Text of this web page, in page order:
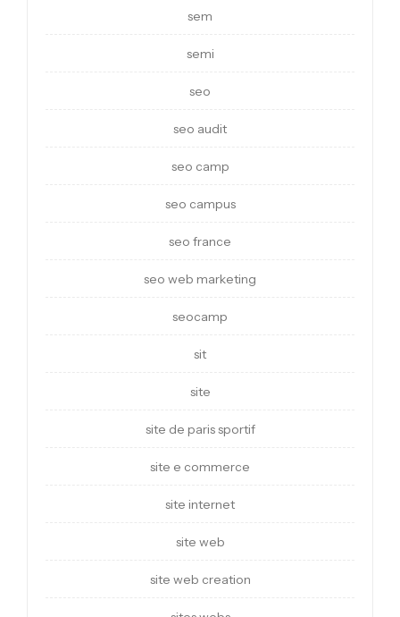
sem
semi
seo
seo audit
seo camp
seo campus
seo france
seo web marketing
seocamp
sit
site
site de paris sportif
site e commerce
site internet
site web
site web creation